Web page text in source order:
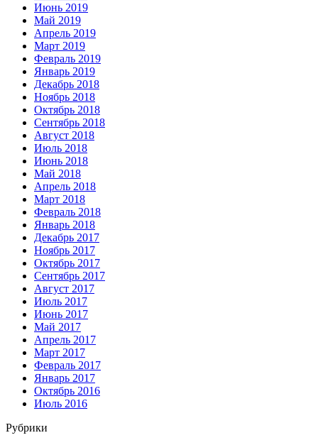
Июнь 2019
Май 2019
Апрель 2019
Март 2019
Февраль 2019
Январь 2019
Декабрь 2018
Ноябрь 2018
Октябрь 2018
Сентябрь 2018
Август 2018
Июль 2018
Июнь 2018
Май 2018
Апрель 2018
Март 2018
Февраль 2018
Январь 2018
Декабрь 2017
Ноябрь 2017
Октябрь 2017
Сентябрь 2017
Август 2017
Июль 2017
Июнь 2017
Май 2017
Апрель 2017
Март 2017
Февраль 2017
Январь 2017
Октябрь 2016
Июль 2016
Рубрики